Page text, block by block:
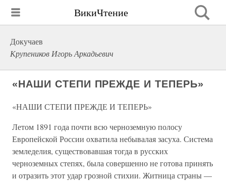
ВикиЧтение
Докучаев
Крупеников Игорь Аркадьевич
«НАШИ СТЕПИ ПРЕЖДЕ И ТЕПЕРЬ»
«НАШИ СТЕПИ ПРЕЖДЕ И ТЕПЕРЬ»
Летом 1891 года почти всю черноземную полосу
Европейской России охватила небывалая засуха. Система
земледелия, существовавшая тогда в русских
черноземных степях, была совершенно не готова принять
и отразить этот удар грозной стихии. Житница страны —